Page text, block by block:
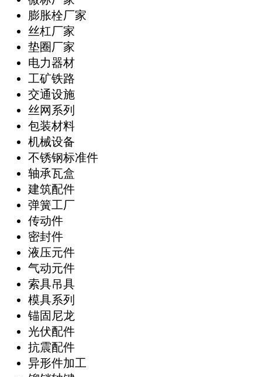
膨胀栓厂家
丝杠厂家
垫圈厂家
电力器材
工矿铁路
交通设施
丝网系列
包装材料
机械设备
不锈钢标准件
轴承瓦盒
建筑配件
弹簧工厂
传动件
密封件
液压元件
气动元件
索具吊具
模具系列
锚固尼龙
光伏配件
抗震配件
异形件加工